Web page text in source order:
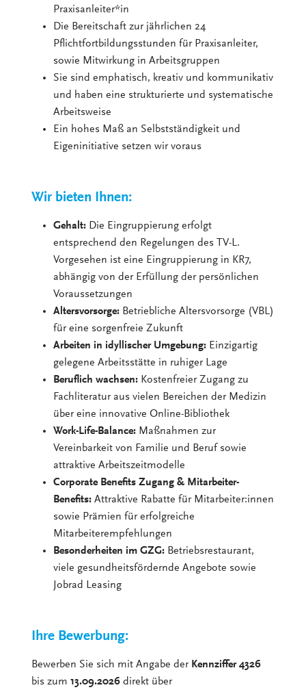
Praxisanleiter*in
Die Bereitschaft zur jährlichen 24
Pflichtfortbildungsstunden für Praxisanleiter,
sowie Mitwirkung in Arbeitsgruppen
Sie sind emphatisch, kreativ und kommunikativ
und haben eine strukturierte und systematische
Arbeitsweise
Ein hohes Maß an Selbstständigkeit und
Eigeninitiative setzen wir voraus
Wir bieten Ihnen:
Gehalt: Die Eingruppierung erfolgt
entsprechend den Regelungen des TV-L.
Vorgesehen ist eine Eingruppierung in KR7,
abhängig von der Erfüllung der persönlichen
Voraussetzungen
Altersvorsorge: Betriebliche Altersvorsorge (VBL)
für eine sorgenfreie Zukunft
Arbeiten in idyllischer Umgebung: Einzigartig
gelegene Arbeitsstätte in ruhiger Lage
Beruflich wachsen: Kostenfreier Zugang zu
Fachliteratur aus vielen Bereichen der Medizin
über eine innovative Online-Bibliothek
Work-Life-Balance: Maßnahmen zur
Vereinbarkeit von Familie und Beruf sowie
attraktive Arbeitszeitmodelle
Corporate Benefits Zugang & Mitarbeiter-
Benefits: Attraktive Rabatte für Mitarbeiter:innen
sowie Prämien für erfolgreiche
Mitarbeiterempfehlungen
Besonderheiten im GZG: Betriebsrestaurant,
viele gesundheitsfördernde Angebote sowie
Jobrad Leasing
Ihre Bewerbung:
Bewerben Sie sich mit Angabe der Kennziffer 4326
bis zum13.09.2026 direkt über